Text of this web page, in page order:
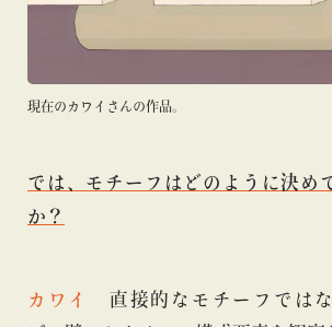
現在のカワイさんの作品。
では、モチーフはどのように決め
か？
カワイ
直接的なモチーフでは